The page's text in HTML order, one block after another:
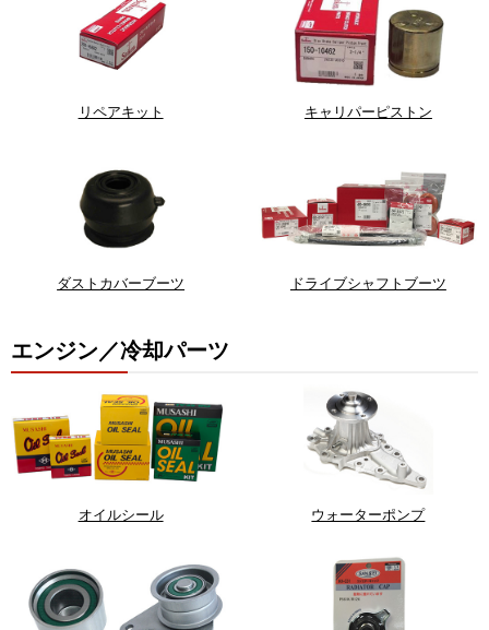
リペアキット キャリパーピストン
ダストカバーブーツ ドライブシャフトブーツ
エンジン／冷却パーツ
オイルシール ウォーターポンプ